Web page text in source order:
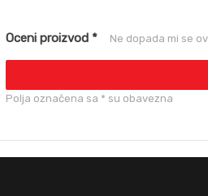
Oceni proizvod *Ne dopada mi se
Polja označena sa * su obavezna